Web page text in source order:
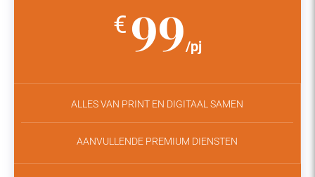
€ 99/pj
ALLES VAN PRINT EN DIGITAAL SAMEN
AANVULLENDE PREMIUM DIENSTEN